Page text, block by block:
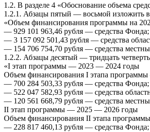
1.2. В разделе 4 «Обоснование объема
1.2.1. Абзацы пятый — восьмой изложить
«Объем финансирования программы на
— 929 101 963,46 рубля — средства Фонда;
— 3 157 092 501,43 рубля — средства
— 154 706 754,70 рубля — средства
1.2.2. Абзацы десятый — тридцать
«I этап программы — 2023 — 2024 годы
Объем финансирования I этапа
— 700 284 503,33 рубля — средства Фонда;
— 522 047 582,93 рубля — средства
— 120 561 668,79 рубля — средства
II этап программы — 2025 — 2026 годы
Объем финансирования II этапа
— 228 817 460,13 рубля — средства Фонда;